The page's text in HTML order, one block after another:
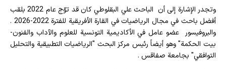
وتجدر الإشارة إلى أن الباحث علي البقلوطي كان قد توّج عام 2022 بلقب
أفضل باحث في مجال الرياضيات في القارة الأفريقية للفترة 2022-2026 .
والبروفيسور عضو عامل في الأكاديمية التونسية للعلوم والآداب والفنون-
بيت الحكمة" وهو أيضاً رئيس مركز البحث "الرياضيات التطبيقية والتحليل
التوافقي" بجامعة صفاقس .